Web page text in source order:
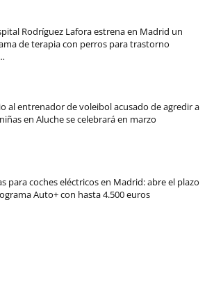
Rodríguez Lafora estrena en Madrid un
de terapia con perros para trastorno
al entrenador de voleibol acusado de agredir a
en Aluche se celebrará en marzo
para coches eléctricos en Madrid: abre el plazo
Auto+ con hasta 4.500 euros